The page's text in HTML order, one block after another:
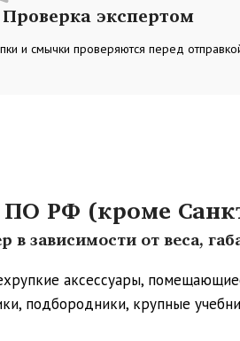
Проверка экспертом
и смычки проверяются перед
РФ (кроме
зависимости от веса,
аксессуары,
подбородники, крупные